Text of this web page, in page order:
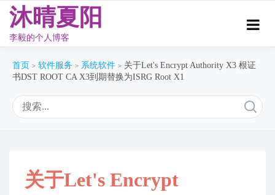
content
沐晴夏阳
李毅的个人博客
首页 > 软件服务 > 系统软件 > 关于Let's Encrypt Authority X3 根证
书DST ROOT CA X3到期替换为ISRG Root X1
关于Let's Encrypt